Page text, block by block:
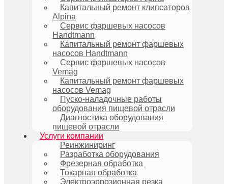
Капитальный ремонт клипсаторов
Alpina
Сервис фаршевых насосов
Handtmann
Капитальный ремонт фаршевых
насосов Handtmann
Сервис фаршевых насосов
Vemag
Капитальный ремонт фаршевых
насосов Vemag
Пуско-наладочные работы
оборудования пищевой отрасли
Диагностика оборудования
пищевой отрасли
Услуги компании
Реинжиниринг
Разработка оборудования
Фрезерная обработка
Токарная обработка
Электроэррозионная резка